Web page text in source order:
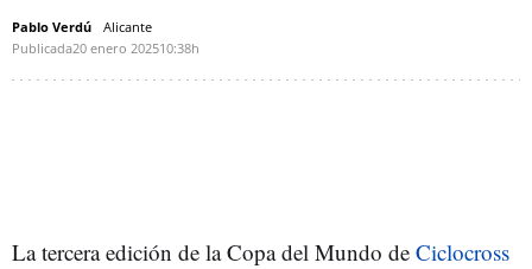
Pablo Verdú
Alicante
Publicada20 enero 202510:38h
La tercera edición de la Copa del Mundo de Ciclocross